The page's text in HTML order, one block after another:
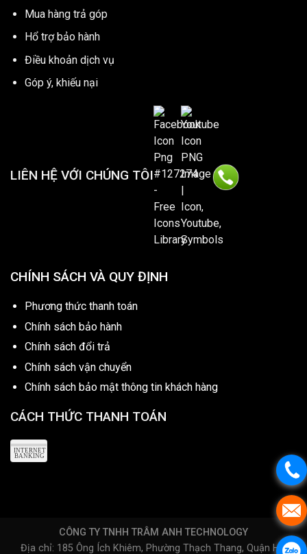
Mua hàng trả góp
Hổ trợ bảo hành
Điều khoản dịch vụ
Góp ý, khiếu nại
LIÊN HỆ VỚI CHÚNG TÔI
CHÍNH SÁCH VÀ QUY ĐỊNH
Phương thức thanh toán
Chính sách bảo hành
Chính sách đổi trả
Chính sách vận chuyển
Chính sách bảo mật thông tin khách hàng
CÁCH THỨC THANH TOÁN
CÔNG TY TNHH TRÂM ANH TECHNOLOGY
Địa chỉ: 185 Ông Ích Khiêm, Phường Thạch Thang, Quận Hải